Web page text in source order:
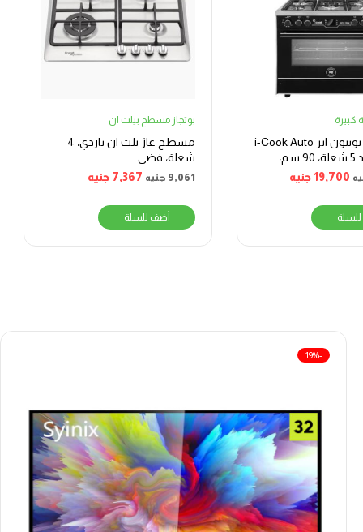
كبيرة
بوتجاز غاز يونيون اير i-Cook Auto
Cook، عدد 5 شعلة، 90 سم،
19,700جنيه
بوتجاز مسطح بيلت ان
مسطح غاز بلت ان ناردي، 4
شعلة، فضي
9,061جنيه 7,367 جنيه
أضف للسلة
-19%